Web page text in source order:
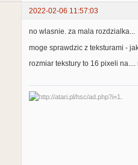
2022-02-06 11:57:03
no wlasnie. za mala rozdzialka...
moge sprawdzic z teksturami -
rozmiar tekstury to 16 pixeli